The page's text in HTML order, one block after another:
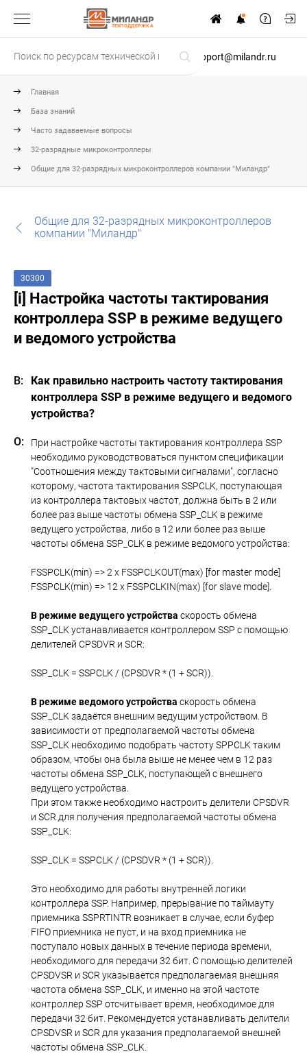
ТЕХПОДДЕРЖКА
support@milandr.ru
Главная
База знаний
Часто задаваемые вопросы
32-разрядные микроконтроллеры
Общие для 32-разрядных микроконтроллеров компании "Миландр"
Общие для 32-разрядных микроконтроллеров
компании "Миландр"
30300
[i] Настройка частоты тактирования
контроллера SSP в режиме ведущего
и ведомого устройства
Как правильно настроить частоту тактирования
контроллера SSP в режиме ведущего и ведомого
устройства?
При настройке частоты тактирования контроллера SSP
необходимо руководствоваться пунктом спецификации
"Соотношения между тактовыми сигналами", согласно
которому, частота тактирования SSPCLK, поступающая
из контроллера тактовых частот, должна быть в 2 или
более раз выше частоты обмена SSP_CLK в режиме
ведущего устройства, либо в 12 или более раз выше
частоты обмена SSP_CLK в режиме ведомого устройства:
FSSPCLK(min) => 2 x FSSPCLKOUT(max) [for master mode]
FSSPCLK(min) => 12 x FSSPCLKIN(max) [for slave mode].
В режиме ведущего устройства скорость обмена
SSP_CLK устанавливается контроллером SSP с помощью
делителей CPSDVR и SCR:
SSP_CLK = SSPCLK / (CPSDVR * (1 + SCR)).
В режиме ведомого устройства скорость обмена
SSP_CLK задаётся внешним ведущим устройством. В
зависимости от предполагаемой частоты обмена
SSP_CLK необходимо подобрать частоту SPPCLK таким
образом, чтобы она была выше не менее чем в 12 раз
частоты обмена SSP_CLK, поступающей с внешнего
ведущего устройства.
При этом также необходимо настроить делители CPSDVR
и SCR для получения предполагаемой частоты обмена
SSP_CLK:
SSP_CLK = SSPCLK / (CPSDVR * (1 + SCR)).
Это необходимо для работы внутренней логики
контроллера SSP. Например, прерывание по таймауту
приемника SSPRTINTR возникает в случае, если буфер
FIFO приемника не пуст, и на вход приемника не
поступало новых данных в течение периода времени,
необходимого для передачи 32 бит. С помощью делителей
CPSDVSR и SCR указывается предполагаемая внешняя
частота обмена SSP_CLK, и именно на этой частоте
контроллер SSP отсчитывает время, необходимое для
передачи 32 бит. Рекомендуется устанавливать делители
CPSDVSR и SCR для указания предполагаемой внешней
частоты обмена SSP_CLK.